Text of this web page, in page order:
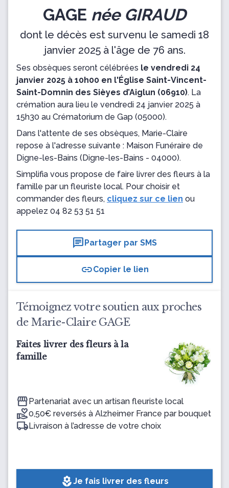
GAGE née GIRAUD
dont le décès est survenu le samedi 18
janvier 2025 à l'âge de 76 ans.
Ses obsèques seront célébrées le vendredi 24
janvier 2025 à 10h00 en l'Église Saint-Vincent-
Saint-Domnin des Sièyes d’Aiglun (06910). La
crémation aura lieu le vendredi 24 janvier 2025 à
15h30 au Crématorium de Gap (05000).
Dans l'attente de ses obsèques, Marie-Claire
repose à l'adresse suivante : Maison Funéraire de
Digne-les-Bains (Digne-les-Bains - 04000).
Simplifia vous propose de faire livrer des fleurs à la
famille par un fleuriste local. Pour choisir et
commander des fleurs, cliquez sur ce lien ou
appelez 04 82 53 51 51
chatPartager par SMS
linkCopier le lien
Témoignez votre soutien aux proches
de Marie-Claire GAGE
Faites livrer des fleurs à la
famille
Partenariat avec un artisan fleuriste local
0,50€ reversés à Alzheimer France par bouquet
Livraison à l’adresse de votre choix
local_floristJe fais livrer des fleurs